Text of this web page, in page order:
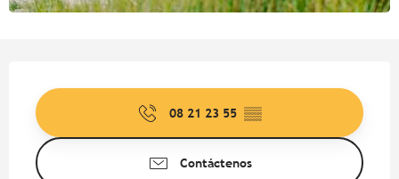
08 21 23 55 ▒▒
Contáctenos